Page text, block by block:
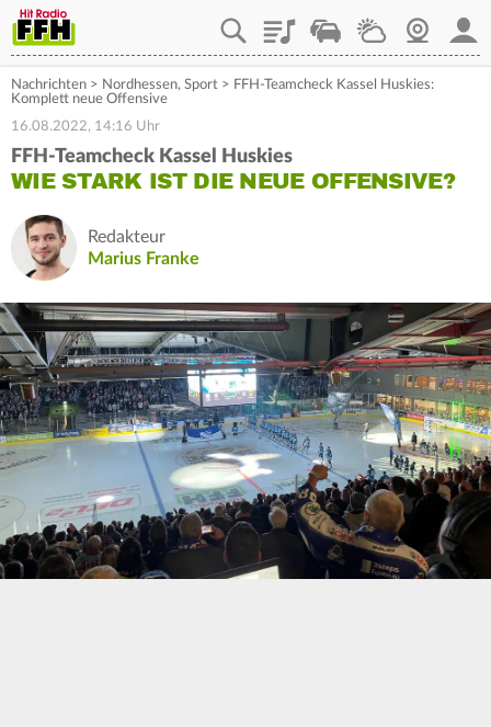
PlaylistStaupilotWetterWebcam
Nachrichten > Nordhessen, Sport > FFH-Teamcheck Kassel Huskies:
Komplett neue Offensive
16.08.2022, 14:16 Uhr
FFH-Teamcheck Kassel Huskies
WIE STARK IST DIE NEUE OFFENSIVE?
Redakteur
Marius Franke